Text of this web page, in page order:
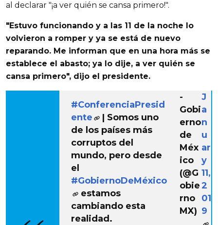
al declarar "¡a ver quién se cansa primero!".
"Estuvo funcionando y a las 11 de la noche lo
volvieron a romper y ya se está de nuevo
reparando. Me informan que en una hora más se
establece el abasto; ya lo dije, a ver quién se
cansa primero", dijo el presidente.
#ConferenciaPresid
ente
| Somos uno
de los países más
corruptos del
mundo, pero desde
el
#GobiernoDeMéxico
estamos
cambiando esta
realidad.
-
Gobi
erno
de
Méx
ico
(@G
obie
rno
MX)
J
a
n
u
ar
y
11,
2
01
9